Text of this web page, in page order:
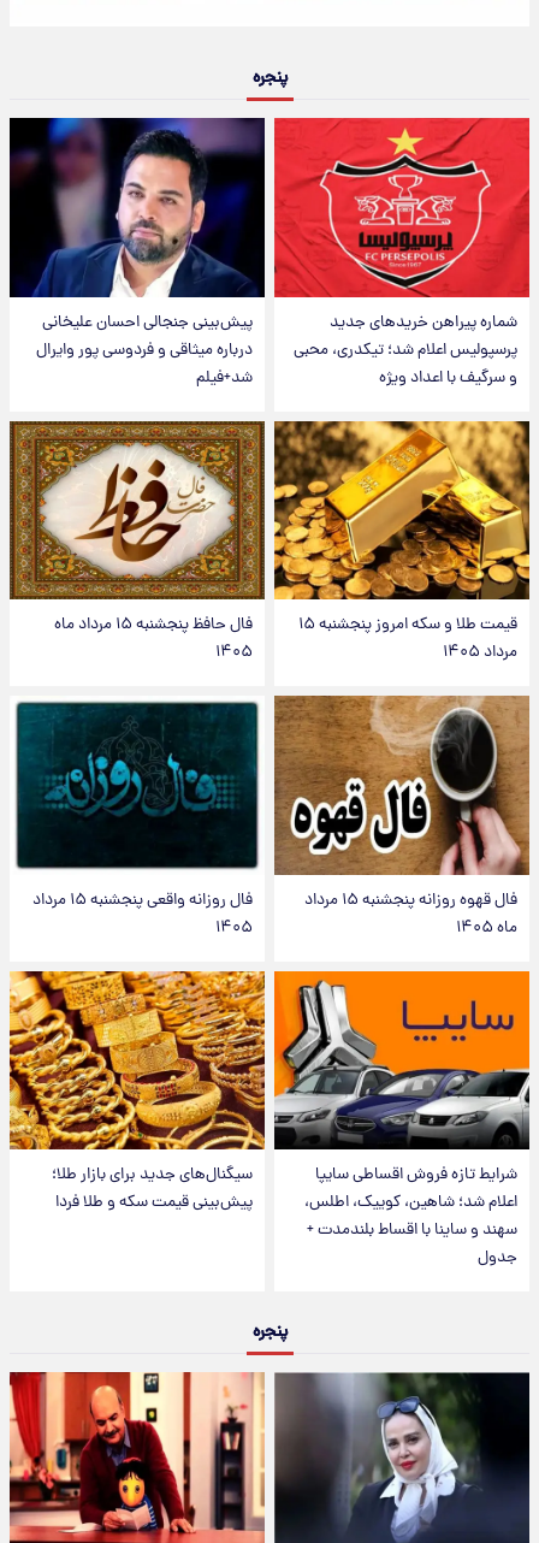
پنجره
شماره پیراهن خریدهای جدید
پرسپولیس اعلام شد؛ تیکدری، محبی
و سرگیف با اعداد ویژه
پیش‌بینی جنجالی احسان علیخانی
درباره میثاقی و فردوسی پور وایرال
شد+فیلم
قیمت طلا و سکه امروز پنجشنبه ۱۵
مرداد ۱۴۰۵
فال حافظ پنجشنبه ۱۵ مرداد ماه
۱۴۰۵
فال قهوه روزانه پنجشنبه ۱۵ مرداد
ماه ۱۴۰۵
فال روزانه واقعی پنجشنبه ۱۵ مرداد
۱۴۰۵
شرایط تازه فروش اقساطی سایپا
اعلام شد؛ شاهین، کوییک، اطلس،
سهند و ساینا با اقساط بلندمدت +
جدول
سیگنال‌های جدید برای بازار طلا؛
پیش‌بینی قیمت سکه و طلا فردا
پنجره